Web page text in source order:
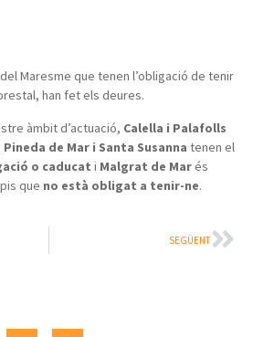
Maresme que tenen l’obligació de tenir
han fet els deures.
àmbit d’actuació, Calella i Palafolls
Pineda de Mar i Santa Susanna tenen el
o caducat i Malgrat de Marés
que no està obligat a tenir-ne.
SEGÜENT